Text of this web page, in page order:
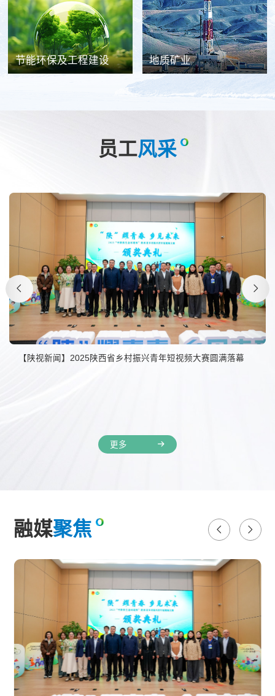
节能环保及工程建设 地质矿业
员工风采
【陕视新闻】2025陕西省乡村振兴青年短视频大赛圆满落幕
更多
融媒聚焦